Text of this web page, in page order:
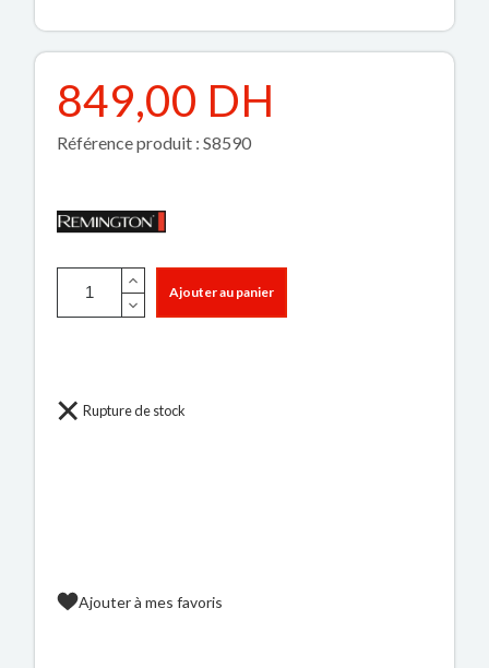
849,00 DH
Référence produit : S8590
Ajouter au panier
Rupture de stock
Ajouter à mes favoris